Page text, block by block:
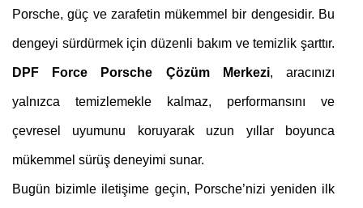
Porsche, güç ve zarafetin mükemmel bir dengesidir. Bu
dengeyi sürdürmek için düzenli bakım ve temizlik şarttır.
DPF Force Porsche Çözüm Merkezi, aracınızı
yalnızca temizlemekle kalmaz, performansını ve
çevresel uyumunu koruyarak uzun yıllar boyunca
mükemmel sürüş deneyimi sunar.
Bugün bizimle iletişime geçin, Porsche’nizi yeniden ilk